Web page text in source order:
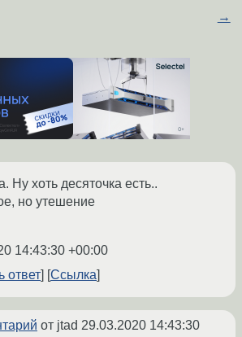
→
Ну хоть десяточка есть..
но утешение
14:43:30 +00:00
ответ
Ссылка
от jtad 29.03.2020 14:43:30